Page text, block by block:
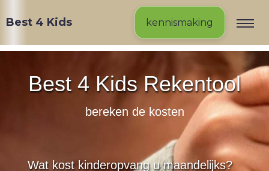
Best 4 Kids kennismaking
Best 4 Kids Rekentool
bereken de kosten
Wat kost kinderopvang u maandelijks?